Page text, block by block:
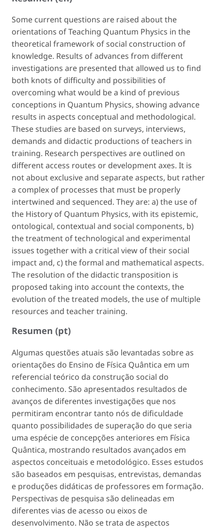
Some current questions are raised about the
orientations of Teaching Quantum Physics in the
theoretical framework of social construction of
knowledge. Results of advances from different
investigations are presented that allowed us to find
both knots of difficulty and possibilities of
overcoming what would be a kind of previous
conceptions in Quantum Physics, showing advance
results in aspects conceptual and methodological.
These studies are based on surveys, interviews,
demands and didactic productions of teachers in
training. Research perspectives are outlined on
different access routes or development axes. It is
not about exclusive and separate aspects, but rather
a complex of processes that must be properly
intertwined and sequenced. They are: a) the use of
the History of Quantum Physics, with its epistemic,
ontological, contextual and social components, b)
the treatment of technological and experimental
issues together with a critical view of their social
impact and, c) the formal and mathematical aspects.
The resolution of the didactic transposition is
proposed taking into account the contexts, the
evolution of the treated models, the use of multiple
resources and teacher training.
Resumen (pt)
Algumas questões atuais são levantadas sobre as
orientações do Ensino de Física Quântica em um
referencial teórico da construção social do
conhecimento. São apresentados resultados de
avanços de diferentes investigações que nos
permitiram encontrar tanto nós de dificuldade
quanto possibilidades de superação do que seria
uma espécie de concepções anteriores em Física
Quântica, mostrando resultados avançados em
aspectos conceituais e metodológico. Esses estudos
são baseados em pesquisas, entrevistas, demandas
e produções didáticas de professores em formação.
Perspectivas de pesquisa são delineadas em
diferentes vias de acesso ou eixos de
desenvolvimento. Não se trata de aspectos